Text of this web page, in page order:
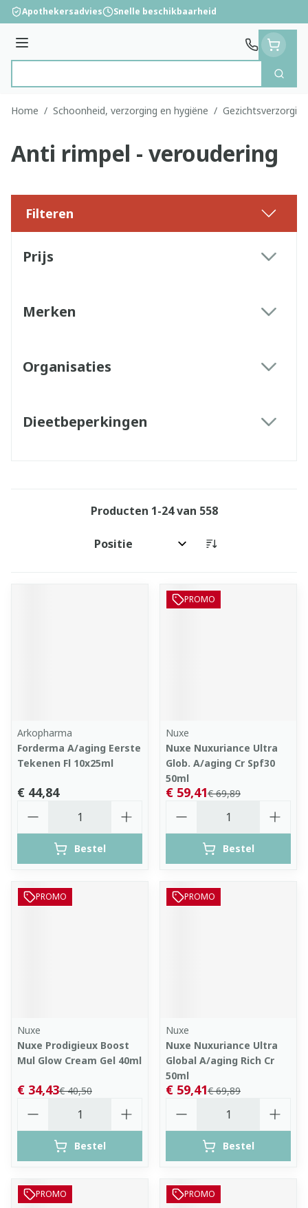
Ga naar de inhoud
Apothekersadvies Snelle beschikbaarheid
Menu
Zoek
Home / Schoonheid, verzorging en hygiëne / Gezichtsverzorging
Anti rimpel - veroudering
Filteren
Prijs
Merken
Organisaties
Dieetbeperkingen
Producten 1-24van 558
Sorteer op:
Arkopharma
Forderma A/aging Eerste
Tekenen Fl 10x25ml
€ 44,84
Bestel
PROMO
Nuxe
Nuxe Nuxuriance Ultra
Glob. A/aging Cr Spf30
50ml
€ 69,89
€ 59,41
Bestel
PROMO
Nuxe
Nuxe Prodigieux Boost
Mul Glow Cream Gel 40ml
€ 40,50
€ 34,43
Bestel
PROMO
Nuxe
Nuxe Nuxuriance Ultra
Global A/aging Rich Cr
50ml
€ 69,89
€ 59,41
Bestel
PROMO PROMO